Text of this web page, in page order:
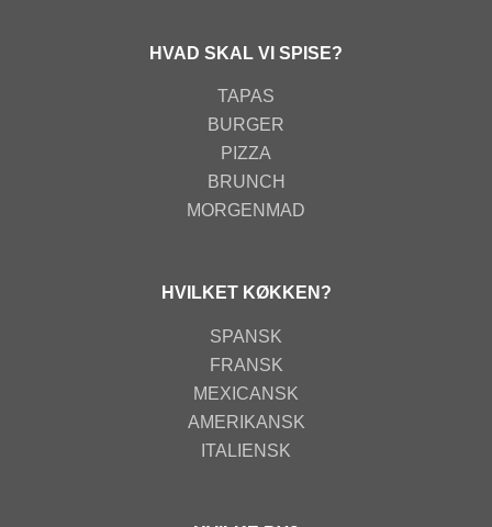
HVAD SKAL VI SPISE?
TAPAS
BURGER
PIZZA
BRUNCH
MORGENMAD
HVILKET KØKKEN?
SPANSK
FRANSK
MEXICANSK
AMERIKANSK
ITALIENSK